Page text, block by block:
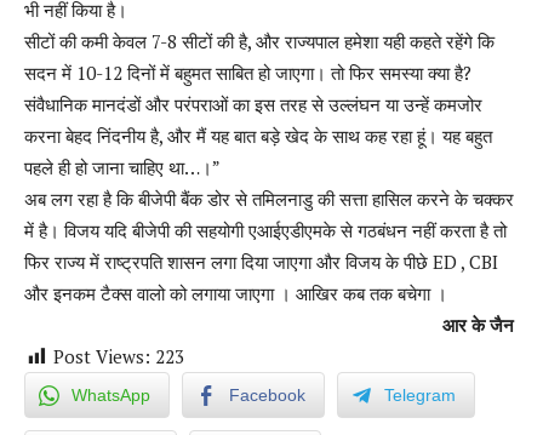
भी नहीं किया है।
सीटों की कमी केवल 7-8 सीटों की है, और राज्यपाल हमेशा यही कहते रहेंगे कि
सदन में 10-12 दिनों में बहुमत साबित हो जाएगा। तो फिर समस्या क्या है?
संवैधानिक मानदंडों और परंपराओं का इस तरह से उल्लंघन या उन्हें कमजोर
करना बेहद निंदनीय है, और मैं यह बात बड़े खेद के साथ कह रहा हूं। यह बहुत
पहले ही हो जाना चाहिए था…।”
अब लग रहा है कि बीजेपी बैंक डोर से तमिलनाडु की सत्ता हासिल करने के चक्कर
में है। विजय यदि बीजेपी की सहयोगी एआईएडीएमके से गठबंधन नहीं करता है तो
फिर राज्य में राष्ट्रपति शासन लगा दिया जाएगा और विजय के पीछे ED , CBI
और इनकम टैक्स वालो को लगाया जाएगा । आखिर कब तक बचेगा ।
आर के जैन
Post Views: 223
WhatsApp Facebook Telegram